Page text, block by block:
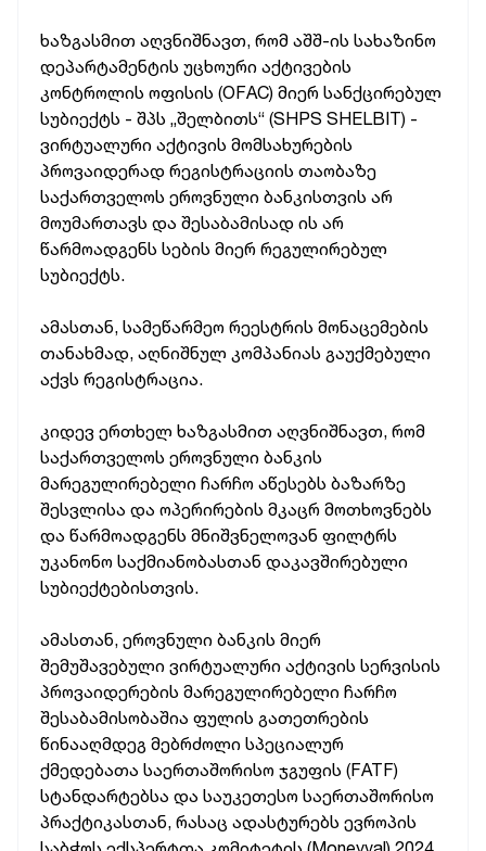
ხაზგასმით აღვნიშნავთ, რომ აშშ-ის სახაზინო
დეპარტამენტის უცხოური აქტივების
კონტროლის ოფისის (OFAC) მიერ სანქცირებულ
სუბიექტს - შპს „შელბითს“ (SHPS SHELBIT) -
ვირტუალური აქტივის მომსახურების
პროვაიდერად რეგისტრაციის თაობაზე
საქართველოს ეროვნული ბანკისთვის არ
მოუმართავს და შესაბამისად ის არ
წარმოადგენს სების მიერ რეგულირებულ
სუბიექტს.
ამასთან, სამეწარმეო რეესტრის მონაცემების
თანახმად, აღნიშნულ კომპანიას გაუქმებული
აქვს რეგისტრაცია.
კიდევ ერთხელ ხაზგასმით აღვნიშნავთ, რომ
საქართველოს ეროვნული ბანკის
მარეგულირებელი ჩარჩო აწესებს ბაზარზე
შესვლისა და ოპერირების მკაცრ მოთხოვნებს
და წარმოადგენს მნიშვნელოვან ფილტრს
უკანონო საქმიანობასთან დაკავშირებული
სუბიექტებისთვის.
ამასთან, ეროვნული ბანკის მიერ
შემუშავებული ვირტუალური აქტივის სერვისის
პროვაიდერების მარეგულირებელი ჩარჩო
შესაბამისობაშია ფულის გათეთრების
წინააღმდეგ მებრძოლი სპეციალურ
ქმედებათა საერთაშორისო ჯგუფის (FATF)
სტანდარტებსა და საუკეთესო საერთაშორისო
პრაქტიკასთან, რასაც ადასტურებს ევროპის